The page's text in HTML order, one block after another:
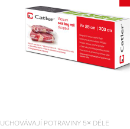
UCHOVÁVAJÍ POTRAVINY 5× DÉLE